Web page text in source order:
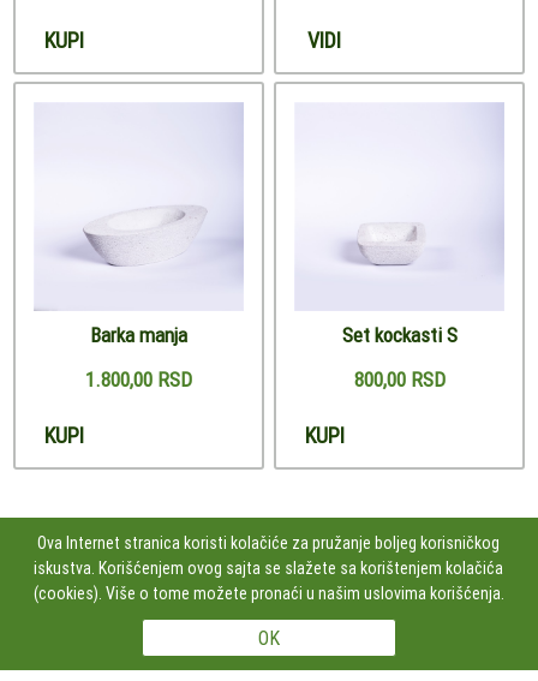
Ova Internet stranica koristi kolačiće za pružanje boljeg korisničkog
iskustva. Korišćenjem ovog sajta se slažete sa korištenjem kolačića
(cookies). Više o tome možete pronaći u našim uslovima korišćenja.
KUPI VIDI
Barka manja
1.800,00 RSD
KUPI
Set kockasti S
800,00 RSD
KUPI
PRATITE NAS
Studio Kamen Dizajn doo Čumićeva 2, lok.43, 11000 BEOGRAD, Srbija
Copyright 2026 Studio Kamen Dizajn doo Sva prava su zadržana. Powered by